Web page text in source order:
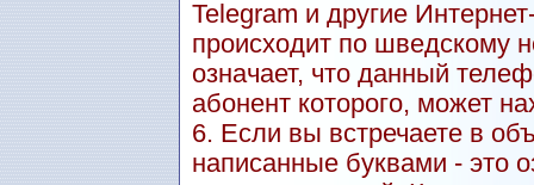
Telegram и другие
происходит по шведскому
означает, что данный
абонент которого, может
6. Если вы встречаете в
написанные буквами - это